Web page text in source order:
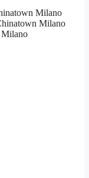
Milano
Milano
Milano